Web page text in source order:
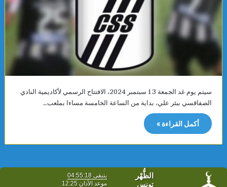
سيتم يوم غد الجمعة 13 سبتمبر 2024، الافتتاح الرسمي لأكاديمية النادي
الصفاقسي ببئر علي، بداية من الساعة الخامسة مساءا بملعب…
أكمل القراءة »